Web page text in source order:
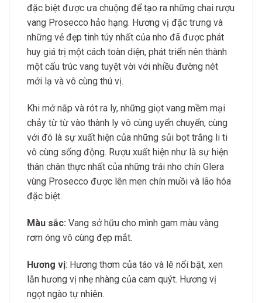
đặc biệt được ưa chuộng để tạo ra những chai rượu
vang Prosecco hảo hạng. Hương vị đặc trưng và
những vẻ đẹp tinh túy nhất của nho đã được phát
huy giá trị một cách toàn diện, phát triển nên thành
một cấu trúc vang tuyệt vời với nhiều đường nét
mới lạ và vô cùng thú vị.
Khi mở nắp và rót ra ly, những giọt vang mềm mại
chảy từ từ vào thành ly vô cùng uyển chuyển, cùng
với đó là sự xuất hiện của những sủi bọt trắng li ti
vô cùng sống động. Rượu xuất hiện như là sự hiện
thân chân thực nhất của những trái nho chín Glera
vùng Prosecco được lên men chín muồi và lão hóa
đặc biệt.
Màu sắc: Vang sở hữu cho mình gam màu vàng
rơm óng vô cùng đẹp mắt.
Hương vị: Hương thơm của táo và lê nổi bật, xen
lẫn hương vị nhẹ nhàng của cam quýt. Hương vị
ngọt ngào tự nhiên.